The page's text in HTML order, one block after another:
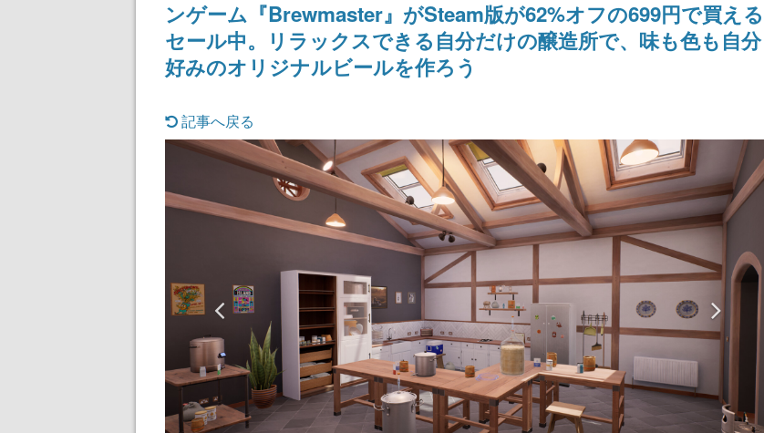
ンゲーム『Brewmaster』がSteam版が62%オフの699円で買える
セール中。リラックスできる自分だけの醸造所で、味も色も自分
好みのオリジナルビールを作ろう
記事へ戻る